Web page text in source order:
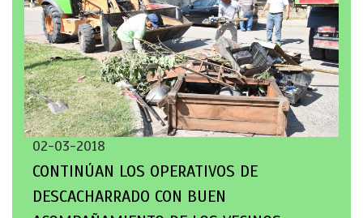
02-03-2018
CONTINÚAN LOS OPERATIVOS DE
DESCACHARRADO CON BUEN